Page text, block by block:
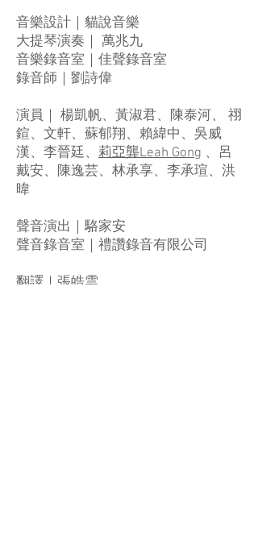
音樂設計｜ 貓說音樂
大提琴演奏｜ 萬兆九
音樂錄音室｜佳聲錄音室
錄音師｜劉詩偉
演員｜ 楊凱帆、黃淑君、陳泰河、 祤
鍹、文軒、蘇郁翔、賴緯中、吳威
漢、李晉廷、 莉亞龔Leah Gong 、呂
戴安、陳逸芸、林承享、李承瑄、洪
暐
聲音演出｜駱家安
聲音錄音室｜禮讚錄音有限公司
翻譯｜張皓雲